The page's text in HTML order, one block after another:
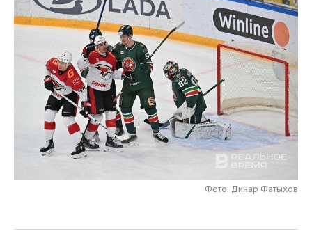
КОМУ ПРИНАДЛЕЖАТ
ТОРГОВЫЕ ЦЕНТРЫ
ТАТАРСТАНА
БЮДЖЕТ
ИНВЕСТИЦИИ
МАШИНОСТРОЕНИЕ
НЕФТЕХИМИЯ
НЕФТЬ
ЭНЕРГЕТИКА
НОВОСТИ АВТО
БИЗНЕС
НОВОСТИ БИЗНЕСА
РОЗНИЧНАЯ ТОРГОВЛЯ
ТРАНСПОРТ
УСЛУГИ
ТЕХНОЛОГИИ
НОВОСТИ ТЕХНОЛОГИЙ
МЕДИА
МЕРОПРИЯТИЯ
НОВОСТИ МЕРОПРИЯТИЙ
ВЫЕЗДНАЯ РЕДАКЦИЯ
СПОРТ
НОВОСТИ СПОРТА
ОБЩЕСТВО
Фото: Динар Фатыхов